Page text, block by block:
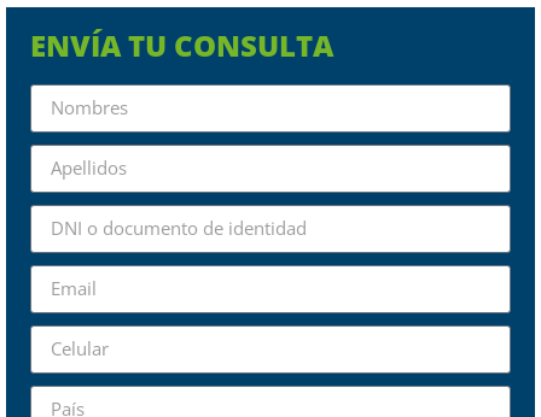
ENVÍA TU CONSULTA